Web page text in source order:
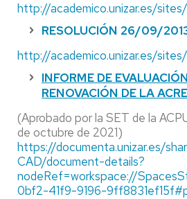
http://academico.unizar.es/
RESOLUCIÓN 26/09/
http://academico.unizar.es/
INFORME DE
RENOVACIÓN DE LA
(Aprobado por la SET de la
de octubre de 2021)
https://documenta.unizar.es/
CAD/document-details?
nodeRef=workspace://
0bf2-41f9-9196-